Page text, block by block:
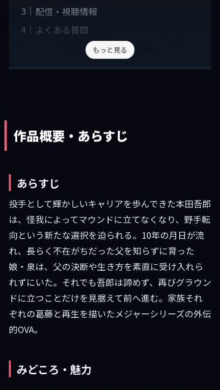
配信・視聴情報
よくある質問
もっと見る
作品概要・あらすじ
あらすじ
投手として輝かしいキャリアを歩んできた本田吾郎
は、怪我によってマウンドに立てなくなり、野手転
向という新たな選択を迫られる。10年の月日が流
れ、長らく不在がちだった父を知らずに育った
娘・泉は、父の決断や生き方を素直に受け入れら
れずにいた。それでも吾郎は諦めず、再びグラウン
ドに立つことだけを見据えて前へ進む。家族それ
ぞれの葛藤と再生を描いたメジャーシリーズの外伝
的OVA。
みどころ・魅力